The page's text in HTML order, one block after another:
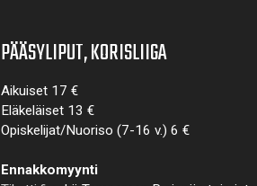
PÄÄSYLIPUT, KORISLIIGA
Aikuiset 17 €
Eläkeläiset 13 €
Opiskelijat/Nuoriso (7-16 v.) 6 €
Ennakkomyynti